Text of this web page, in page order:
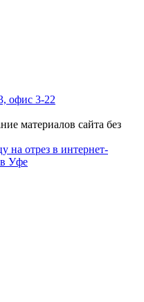
офис 3-22
материалов сайта без
на отрез в интернет-
в Уфе